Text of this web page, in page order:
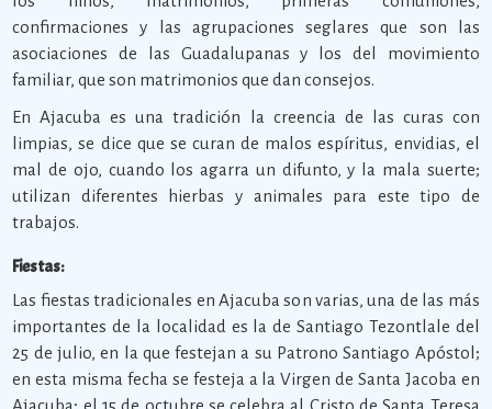
confirmaciones y las agrupaciones seglares que son las
asociaciones de las Guadalupanas y los del movimiento
familiar, que son matrimonios que dan consejos.
En Ajacuba es una tradición la creencia de las curas con
limpias, se dice que se curan de malos espíritus, envidias, el
mal de ojo, cuando los agarra un difunto, y la mala suerte;
utilizan diferentes hierbas y animales para este tipo de
trabajos.
Fiestas:
Las fiestas tradicionales en Ajacuba son varias, una de las más
importantes de la localidad es la de Santiago Tezontlale del
25 de julio, en la que festejan a su Patrono Santiago Apóstol;
en esta misma fecha se festeja a la Virgen de Santa Jacoba en
Ajacuba; el 15 de octubre se celebra al Cristo de Santa Teresa